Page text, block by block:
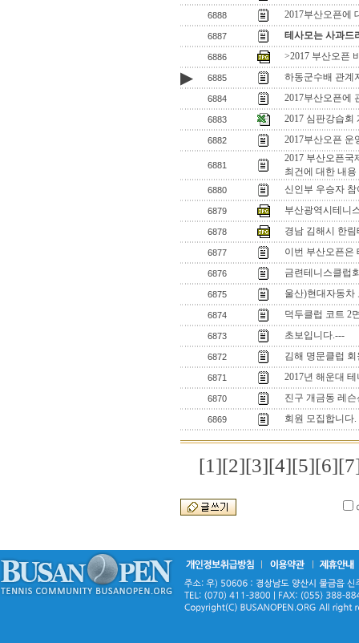
6888 2017부산오픈에
6887 테사모는 사과드
6886 >2017 부산오픈
▶ 6885 하동군수배 관계
6884 2017부산오픈에
6883 2017 심판강습회
6882 2017부산오픈 운
6881
2017 부산오픈국
최건에 대한 내용
6880 신인부 우승자
6879 부산광역시테니
6878 경남 김해시 한
6877 이번 부산오픈은
6876 금련테니스클럽
6875 울산)현대자동차
6874 덕두클럽 코트 2
6873 초보입니다.---
6872 김해 명문클럽
6871 2017년 해운대
6870 진구 개금동 레
6869 회원 모집합니다.
[1][2][3][4][5][6]